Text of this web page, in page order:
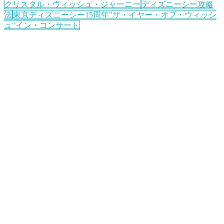
クリスタル・ウィッシュ・ジャーニー ディズニーシー攻略
法東京ディズニーシー15周年"ザ・イヤー・オブ・ウィッシ
ュ"イン・コンサート